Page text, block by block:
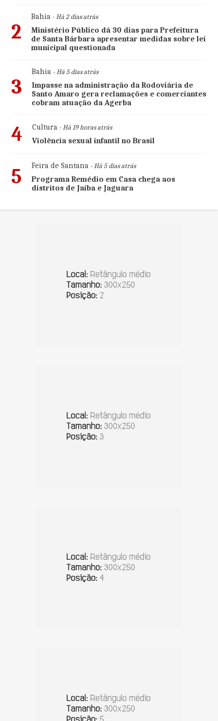
2
Bahia- Há 2 dias atrás
Ministério Público dá 30 dias para Prefeitura
de Santa Bárbara apresentar medidas sobre lei
municipal questionada
3
Bahia- Há 5 dias atrás
Impasse na administração da Rodoviária de
Santo Amaro gera reclamações e comerciantes
cobram atuação da Agerba
4 Cultura- Há 19 horas atrás
Violência sexual infantil no Brasil
5 Feira de Santana- Há 5 dias atrás
Programa Remédio em Casa chega aos
distritos de Jaíba e Jaguara